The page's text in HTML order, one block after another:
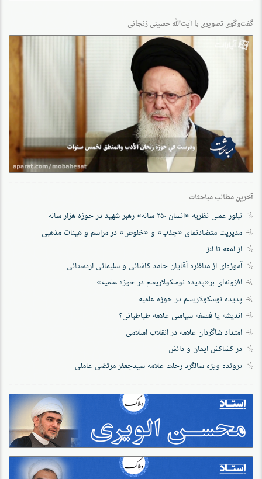
گفت‌وگو‌ی تصویری با آیت‌الله حسینی زنجانی
آخرین مطالب مباحثات
تبلور عملی نظریه «انسان ۲۵۰ ساله» رهبر شهید در حوزه هزار ساله
مدیریت متضادنمای «جذب» و «خلوص» در مراسم و هیئات مذهبی
از لمعه تا لنز
آموزه‌ای از مناظره آقایان حامد کاشانی و سلیمانی اردستانی
افزونه‌ای بر«پدیده نوسکولاریسم در حوزه‌ علمیه»
پدیده نوسکولاریسم در حوزه علمیه
اندیشه یا فلسفه سیاسی علامه طباطبائی؟
امتداد شاگردان علامه در انقلاب اسلامی
در کشاکش ایمان و دانش
پرونده‌ ویژه سالگرد رحلت علامه سیدجعفر مرتضی عاملی